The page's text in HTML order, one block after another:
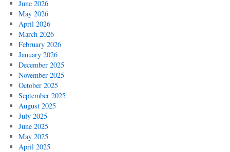
June 2026
May 2026
April 2026
March 2026
February 2026
January 2026
December 2025
November 2025
October 2025
September 2025
August 2025
July 2025
June 2025
May 2025
April 2025